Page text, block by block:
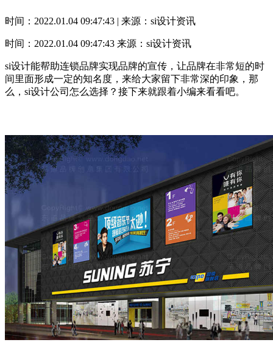
时间：2022.01.04 09:47:43 | 来源：si设计资讯
时间：2022.01.04 09:47:43 来源：si设计资讯
si设计能帮助连锁品牌实现品牌的宣传，让品牌在非常短的时
间里面形成一定的知名度，来给大家留下非常深的印象，那
么，si设计公司怎么选择？接下来就跟着小编来看看吧。